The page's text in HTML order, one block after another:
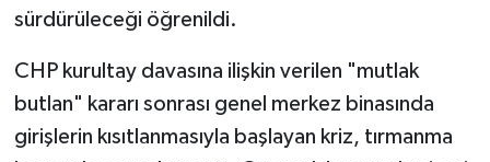
sürdürüleceği öğrenildi.
CHP kurultay davasına ilişkin verilen "mutlak
butlan" kararı sonrası genel merkez binasında
girişlerin kısıtlanmasıyla başlayan kriz, tırmanma
Türkiye
Yerel